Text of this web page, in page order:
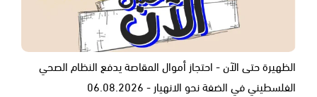
الظهيرة حتى الآن - احتجاز أموال المقاصة يدفع النظام الصحي
الفلسطيني في الضفة نحو الانهيار - 06.08.2026